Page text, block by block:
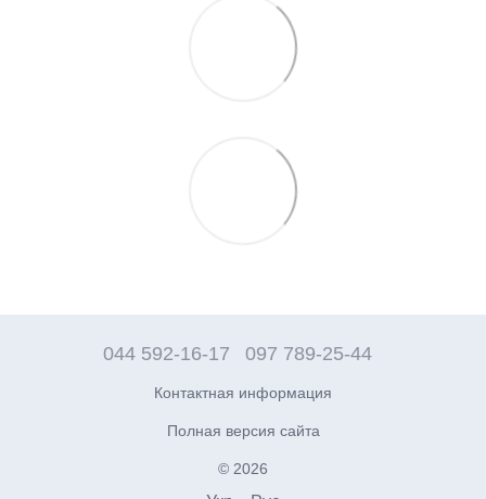
044 592-16-17 097 789-25-44
Контактная информация
Полная версия сайта
© 2026